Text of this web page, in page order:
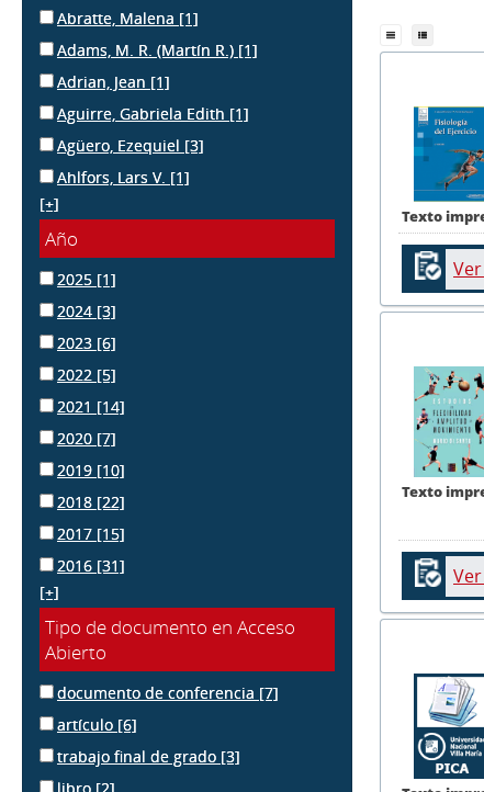
Abratte, Malena [1]
Adams, M. R. (Martín R.) [1]
Adrian, Jean [1]
Aguirre, Gabriela Edith [1]
Agüero, Ezequiel [3]
Ahlfors, Lars V. [1]
[+]
Año
2025 [1]
2024 [3]
2023 [6]
2022 [5]
2021 [14]
2020 [7]
2019 [10]
2018 [22]
2017 [15]
2016 [31]
[+]
Tipo de documento en Acceso
Abierto
documento de conferencia [7]
artículo [6]
trabajo final de grado [3]
Texto
Texto